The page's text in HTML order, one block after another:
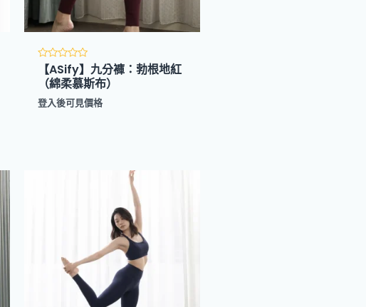
評
分
分
【ASify】九分褲：勃根地紅
（綿柔慕斯布）
登入後可見價格